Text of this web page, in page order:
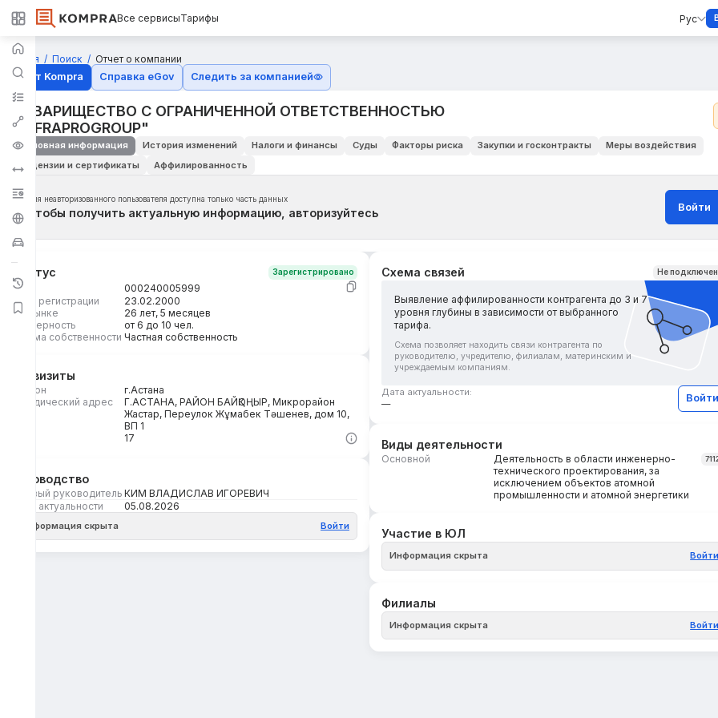
Все сервисыТарифы Рус
Главная Поиск
Отчет о компании
Отчёт Kompra
Справка eGov Следить за компанией
ТОВАРИЩЕСТВО С ОГРАНИЧЕННОЙ ОТВЕТСТВЕННОСТЬЮ
"INFRAPROGROUP"
Основная информация История изменений Налоги и финансы Суды Факторы риска Закупки и госконтракты
Меры воздействия
Лицензии и сертификаты
Аффилированность
Для неавторизованного пользователя доступна только часть данных
Чтобы получить актуальную информацию, авторизуйтесь Войти
Статус Зарегистрировано
БИН
000240005999
Дата регистрации
23.02.2000
На рынке
26 лет, 5 месяцев
Размерность
от 6 до 10 чел.
Форма собственности Частная собственность
Реквизиты
Регион
г.Астана
Юридический адрес
Г.АСТАНА, РАЙОН БАЙҚОҢЫР, Микрорайон
Жастар, Переулок Жұмабек Тәшенев, дом 10,
ВП 1
17
Руководство
Первый руководитель КИМ ВЛАДИСЛАВ ИГОРЕВИЧ
Дата актуальности
05.08.2026
Информация скрыта Войти
Схема связей Не
Выявление аффилированности контрагента до 3 и 7
уровня глубины в зависимости от выбранного
тарифа.
Схема позволяет находить связи контрагента по
руководителю, учредителю, филиалам, материнским и
учреждаемым компаниям.
Дата актуальности:
—
Войти
Виды деятельности
Основной
Деятельность в области инженерно-
технического проектирования, за
исключением объектов атомной
промышленности и атомной энергетики
Участие в ЮЛ
Информация скрыта Войти
Филиалы
Информация скрыта Войти